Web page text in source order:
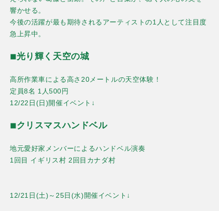
響かせる。
今後の活躍が最も期待されるアーティストの1人として注目度
急上昇中。
◾︎光り輝く天空の城
高所作業車による高さ20メートルの天空体験！
定員8名 1人500円
12/22日(日)開催イベント↓
◾︎クリスマスハンドベル
地元愛好家メンバーによるハンドベル演奏
1回目 イギリス村 2回目カナダ村
12/21日(土)～25日(水)開催イベント↓